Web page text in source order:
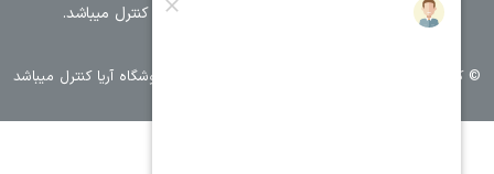
تمامی حقوق مطالب و سایت نزد شرکت اریا کنترل میباشد.
© کليه حقوق مادی و معنوی اين سايت متعلق به فروشگاه آریا کنترل ميباشد